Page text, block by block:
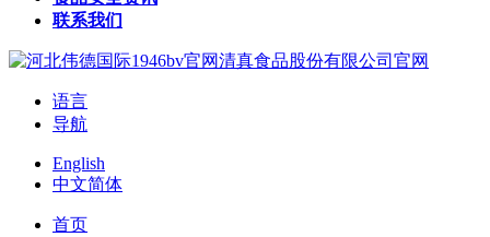
联系我们
语言
导航
English
中文简体
首页